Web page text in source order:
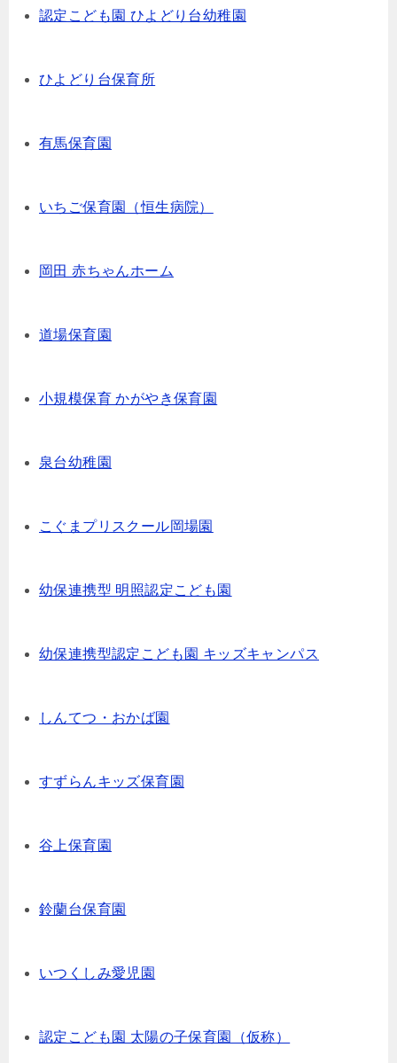
認定こども園 ひよどり台幼稚園
ひよどり台保育所
有馬保育園
いちご保育園（恒生病院）
岡田 赤ちゃんホーム
道場保育園
小規模保育 かがやき保育園
泉台幼稚園
こぐまプリスクール岡場園
幼保連携型 明照認定こども園
幼保連携型認定こども園 キッズキャンパス
しんてつ・おかば園
すずらんキッズ保育園
谷上保育園
鈴蘭台保育園
いつくしみ愛児園
認定こども園 太陽の子保育園（仮称）